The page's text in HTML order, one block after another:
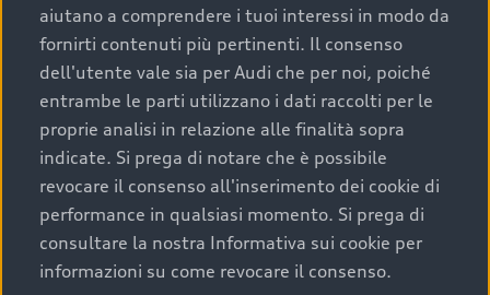
condizioni della carrozzeria e degli interni: una
buona conservazione evidenzia cura e attenzione del
precedente proprietario;
efficienza meccanica: motore, trasmissione e
componenti principali in ottimo stato garantiscono
prestazioni affidabili e sicure.
Acquistare un’auto usata in una Concessionaria ufficiale
Audi che offre l’usato garantito tramite Audi Prima
Scelta :plus, significa affidarsi ad un prodotto che viene
sottoposto a 110 controlli approfonditi e coperto da
aiutano a comprendere i tuoi interessi in modo da
fornirti contenuti più pertinenti. Il consenso
dell'utente vale sia per Audi che per noi, poiché
entrambe le parti utilizzano i dati raccolti per le
proprie analisi in relazione alle finalità sopra
indicate. Si prega di notare che è possibile
revocare il consenso all'inserimento dei cookie di
performance in qualsiasi momento. Si prega di
consultare la nostra Informativa sui cookie per
informazioni su come revocare il consenso.